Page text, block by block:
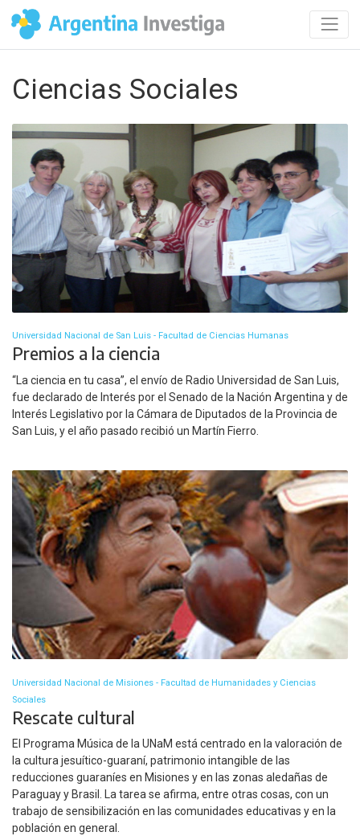
Ciencias Sociales
Universidad Nacional de San Luis - Facultad de Ciencias Humanas
Premios a la ciencia
“La ciencia en tu casa”, el envío de Radio Universidad de San Luis,
fue declarado de Interés por el Senado de la Nación Argentina y de
Interés Legislativo por la Cámara de Diputados de la Provincia de
San Luis, y el año pasado recibió un Martín Fierro.
Universidad Nacional de Misiones - Facultad de Humanidades y Ciencias
Sociales
Rescate cultural
El Programa Música de la UNaM está centrado en la valoración de
la cultura jesuítico-guaraní, patrimonio intangible de las
reducciones guaraníes en Misiones y en las zonas aledañas de
Paraguay y Brasil. La tarea se afirma, entre otras cosas, con un
trabajo de sensibilización en las comunidades educativas y en la
población en general.